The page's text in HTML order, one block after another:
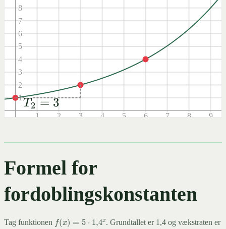
1 2 3 4 5 6 7 8 9
1
2
3
4
5
6
7
8
T_2 = 3
T2 = 3
Formel for
fordoblingskonstanten
Tag funktionen f(x )= 1 x . Grundtallet er 1,4 og vækstraten er